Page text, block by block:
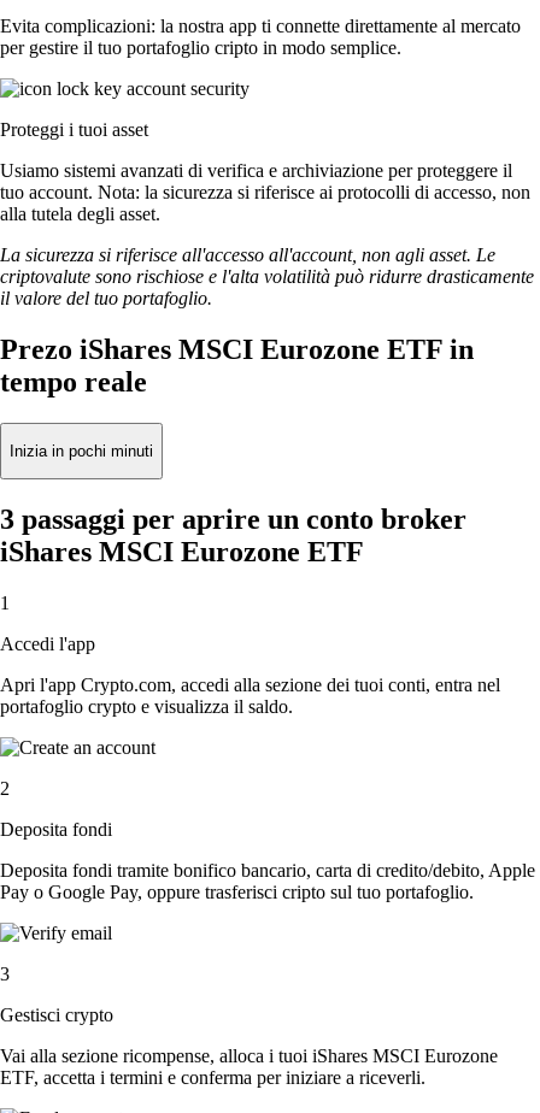
Evita complicazioni: la nostra app ti connette direttamente al mercato
per gestire il tuo portafoglio cripto in modo semplice.
Proteggi i tuoi asset
Usiamo sistemi avanzati di verifica e archiviazione per proteggere il
tuo account. Nota: la sicurezza si riferisce ai protocolli di accesso, non
alla tutela degli asset.
La sicurezza si riferisce all'accesso all'account, non agli asset. Le
criptovalute sono rischiose e l'alta volatilità può ridurre drasticamente
il valore del tuo portafoglio.
Prezo iShares MSCI Eurozone ETF in
tempo reale
Inizia in pochi minuti
3 passaggi per aprire un conto broker
iShares MSCI Eurozone ETF
1
Accedi l'app
Apri l'app Crypto.com, accedi alla sezione dei tuoi conti, entra nel
portafoglio crypto e visualizza il saldo.
2
Deposita fondi
Deposita fondi tramite bonifico bancario, carta di credito/debito, Apple
Pay o Google Pay, oppure trasferisci cripto sul tuo portafoglio.
3
Gestisci crypto
Vai alla sezione ricompense, alloca i tuoi iShares MSCI Eurozone
ETF, accetta i termini e conferma per iniziare a riceverli.